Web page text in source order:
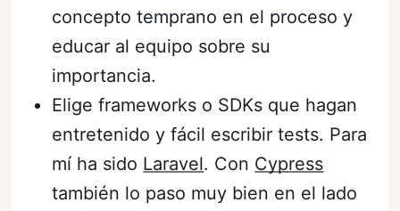
concepto temprano en el proceso y
educar al equipo sobre su
importancia.
Elige frameworks o SDKs que hagan
entretenido y fácil escribir tests. Para
mí ha sido Laravel. Con Cypress
también lo paso muy bien en el lado